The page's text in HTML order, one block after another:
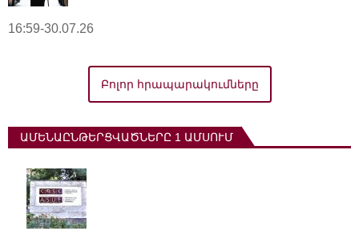
16:59-30.07.26
Բոլոր հրապարակումները
ԱՄԵՆԱԸՆԹԵՐՑՎԱԾՆԵՐԸ 1 ԱՄՍՈՒՄ